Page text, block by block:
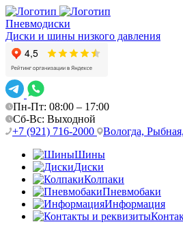
Пневмодиски
Диски и шины низкого давления
Пн-Пт: 08:00 – 17:00
Сб-Вс: Выходной
+7 (921) 716-2000
Вологда,
Шины
Диски
Колпаки
Пневмобаки
Информация